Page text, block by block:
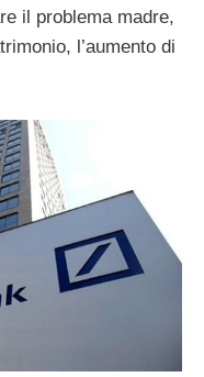
il problema madre,
l’aumento di